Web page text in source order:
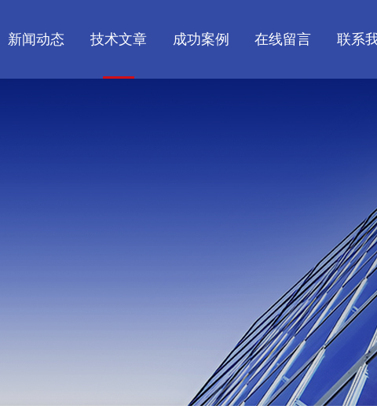
新闻动态 技术文章 成功案例 在线留言 联系